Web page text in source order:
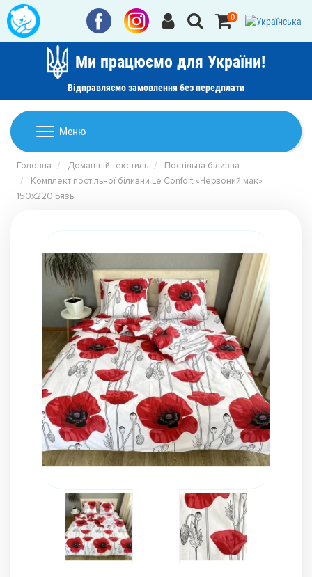
Ми працюємо для України!
Відправляємо замовлення без передплати
0
Меню
Домашній текстиль
Ковдри
Подушки
Пледи
Покривала
Рушники
Наматрацники
Комплекти з ковдр, подушок і постільної білизни
Дитячі товари
Акції
Головна Домашній текстиль
Постільна білизна
Комплект постільної білизни Le Confort «Червоний мак»
150x220 Бязь